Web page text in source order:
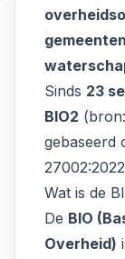
gemeenten
Sinds 23
BIO2 (
gebaseerd
Wat is de
De BIO
Overheid)